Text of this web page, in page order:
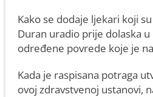
Kako se dodaje ljekari koji
Duran uradio prije dolaska
određene povrede koje je
Kada je raspisana potraga
ovoj zdravstvenoj ustanovi,